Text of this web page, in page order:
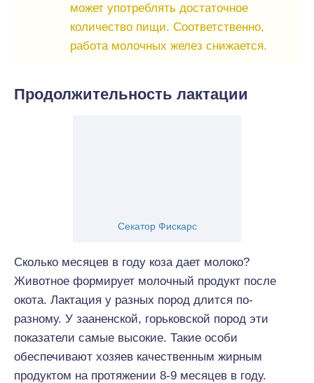
может употреблять достаточное
количество пищи. Соответственно,
работа молочных желез снижается.
Продолжительность лактации
Секатор Фискарс
Сколько месяцев в году коза дает молоко?
Животное формирует молочный продукт после
окота. Лактация у разных пород длится по-
разному. У зааненской, горьковской пород эти
показатели самые высокие. Такие особи
обеспечивают хозяев качественным жирным
продуктом на протяжении 8-9 месяцев в году.